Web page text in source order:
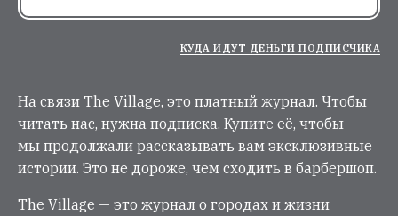
КУДА ИДУТ ДЕНЬГИ ПОДПИСЧИКА
На связи The Village, это платный журнал. Чтобы
читать нас, нужна подписка. Купите её, чтобы
мы продолжали рассказывать вам эксклюзивные
истории. Это не дороже, чем сходить в барбершоп.
The Village — это журнал о городах и жизни